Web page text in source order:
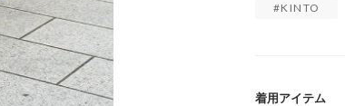
KINTO
着用アイテム